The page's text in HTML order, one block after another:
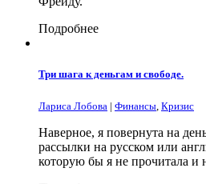
Подробнее
Три шага к деньгам и свободе.
Лариса Лобова | Финансы Кризис
Наверное, я повернута на
рассылки на русском или
которую бы я не прочитала и